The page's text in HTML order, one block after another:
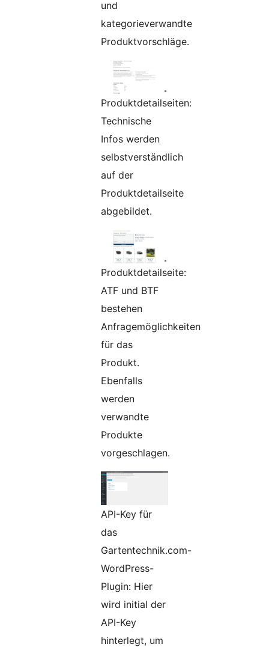
und
kategorieverwandte
Produktvorschläge.
Produktdetailseiten:
Technische
Infos werden
selbstverständlich
auf der
Produktdetailseite
abgebildet.
Produktdetailseite:
ATF und BTF
bestehen
Anfragemöglichkeiten
für das
Produkt.
Ebenfalls
werden
verwandte
Produkte
vorgeschlagen.
API-Key für
das
Gartentechnik.com-
WordPress-
Plugin: Hier
wird initial der
API-Key
hinterlegt, um